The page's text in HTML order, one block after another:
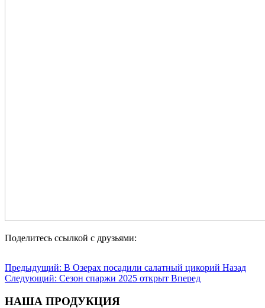
Поделитесь ссылкой с друзьями:
Предыдущий: В Озерах посадили салатный цикорий Назад
Следующий: Сезон спаржи 2025 открыт Вперед
НАША ПРОДУКЦИЯ